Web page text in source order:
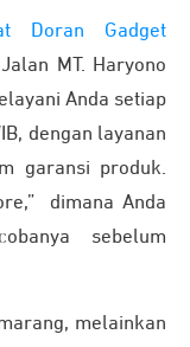
Doran Gadget
MT. Haryono
Anda setiap
dengan layanan
garansi produk.
dimana Anda
sebelum
melainkan